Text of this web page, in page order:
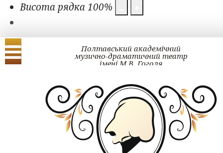
Висота рядка100%
Полтавський академічний
музично-драматичний театр
імені М.В. Гоголя
Проект